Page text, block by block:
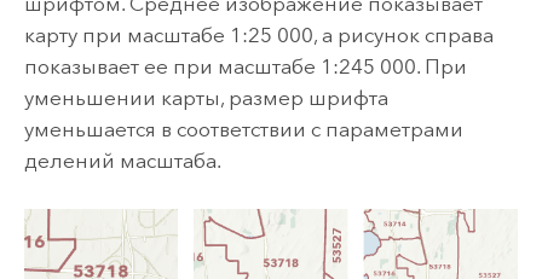
карту при масштабе 1:25 000, а рисунок справа
показывает ее при масштабе 1:245 000. При
уменьшении карты, размер шрифта
уменьшается в соответствии с параметрами
делений масштаба.